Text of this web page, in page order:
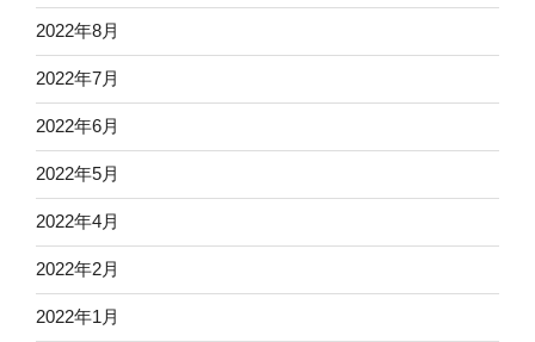
2022年8月
2022年7月
2022年6月
2022年5月
2022年4月
2022年2月
2022年1月